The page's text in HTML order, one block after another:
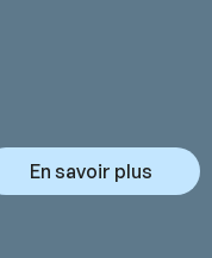
En savoir plus